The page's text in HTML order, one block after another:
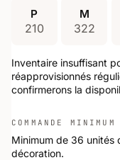
P
210
M
322
Inventaire insuffisant
réapprovisionnés
confirmerons la
COMMANDE MINIMUM
Minimum de 36 unités
décoration.